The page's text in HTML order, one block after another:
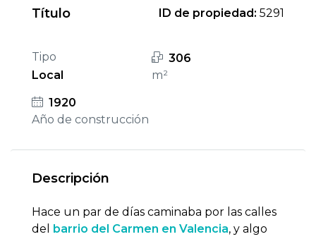
Título ID de propiedad: 5291
Tipo
Local
306
m²
1920
Año de construcción
Descripción
Hace un par de días caminaba por las calles
del barrio del Carmen en Valencia, y algo